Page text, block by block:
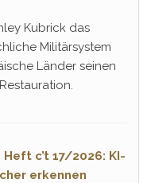
Kubrick das
Militärsystem
Länder seinen
Heft c’t 17/2026: KI-
erkennen